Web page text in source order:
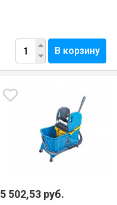
В корзину
5 502,53 руб.